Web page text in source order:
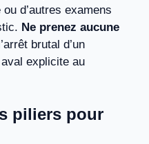
d’autres examens
Ne prenez aucune
brutal d’un
explicite au
piliers pour